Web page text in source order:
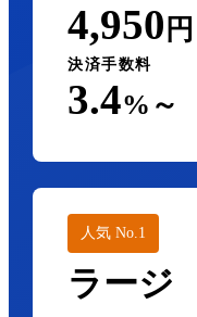
4,950 円
決済手数料
3.4%～
人気 No.1
ラージ